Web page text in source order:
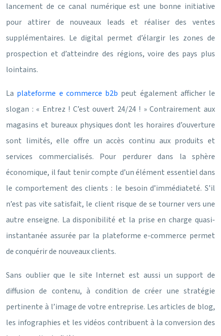
lancement de ce canal numérique est une bonne initiative
pour attirer de nouveaux leads et réaliser des ventes
supplémentaires. Le digital permet d’élargir les zones de
prospection et d’atteindre des régions, voire des pays plus
lointains.
La plateforme e commerce b2b peut également afficher le
slogan : « Entrez ! C’est ouvert 24/24 ! » Contrairement aux
magasins et bureaux physiques dont les horaires d’ouverture
sont limités, elle offre un accès continu aux produits et
services commercialisés. Pour perdurer dans la sphère
économique, il faut tenir compte d’un élément essentiel dans
le comportement des clients : le besoin d’immédiateté. S’il
n’est pas vite satisfait, le client risque de se tourner vers une
autre enseigne. La disponibilité et la prise en charge quasi-
instantanée assurée par la plateforme e-commerce permet
de conquérir de nouveaux clients.
Sans oublier que le site Internet est aussi un support de
diffusion de contenu, à condition de créer une stratégie
pertinente à l’image de votre entreprise. Les articles de blog,
les infographies et les vidéos contribuent à la conversion des